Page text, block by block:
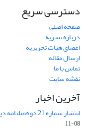
دسترسی سریع
صفحه اصلی
درباره نشریه
اعضای هیات تحریریه
ارسال مقاله
تماس با ما
نقشه سایت
آخرین اخبار
انتشار شماره 21 دو فصلنامه دین و دنیای معاصر، (پاییز و زمستان 1403)
08-11